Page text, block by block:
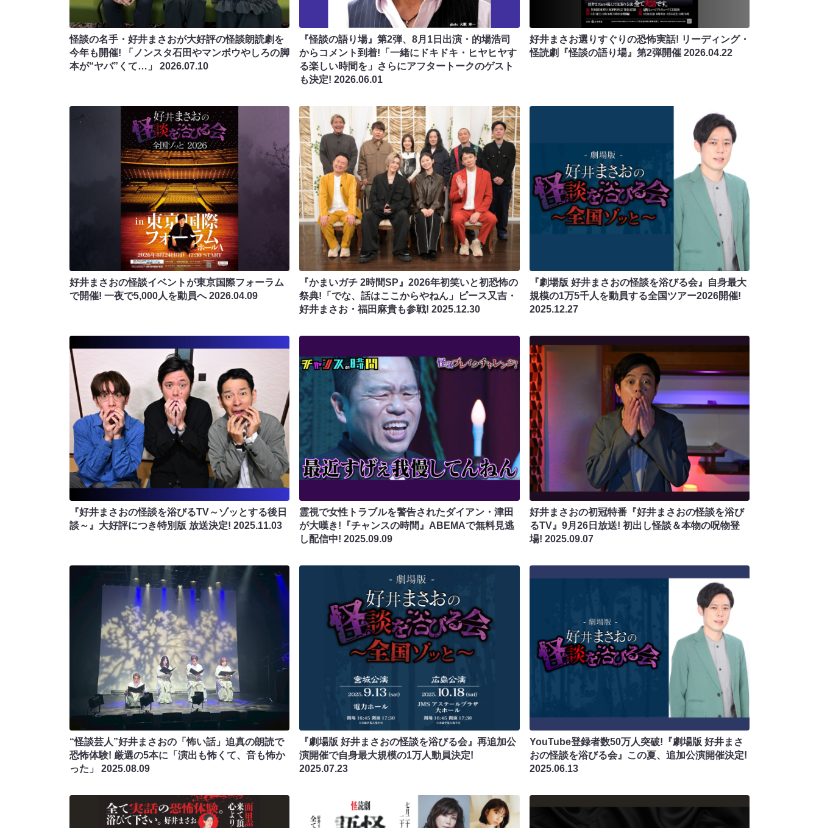
怪談の名手・好井まさおが大好評の怪談朗読劇を
今年も開催! 「ノンスタ石田やマンボウやしろの脚
本が“ヤバ”くて…」 2026.07.10
『怪談の語り場』第2弾、8月1日出演・的場浩司
からコメント到着!「一緒にドキドキ・ヒヤヒヤす
る楽しい時間を」さらにアフタートークのゲスト
も決定!2026.06.01
好井まさお選りすぐりの恐怖実話! リーディング・
怪読劇『怪談の語り場』第2弾開催 2026.04.22
好井まさおの怪談イベントが東京国際フォーラム
で開催! 一夜で5,000人を動員へ2026.04.09
『かまいガチ 2時間SP』2026年初笑いと初恐怖の
祭典!「でな、話はここからやねん」ピース又吉・
好井まさお・福田麻貴も参戦!2025.12.30
『劇場版 好井まさおの怪談を浴びる会』自身最大
規模の1万5千人を動員する全国ツアー2026開催!
2025.12.27
『好井まさおの怪談を浴びるTV～ゾッとする後日
談～』大好評につき特別版 放送決定! 2025.11.03
霊視で女性トラブルを警告されたダイアン・津田
が大嘆き!『チャンスの時間』ABEMAで無料見逃
し配信中!2025.09.09
好井まさおの初冠特番『好井まさおの怪談を浴び
るTV』9月26日放送! 初出し怪談＆本物の呪物登
場! 2025.09.07
“怪談芸人”好井まさおの「怖い話」迫真の朗読で
恐怖体験! 厳選の5本に「演出も怖くて、音も怖か
った」 2025.08.09
『劇場版 好井まさおの怪談を浴びる会』再追加公
演開催で自身最大規模の1万人動員決定!
2025.07.23
YouTube登録者数50万人突破!『劇場版 好井まさ
おの怪談を浴びる会』この夏、追加公演開催決定!
2025.06.13